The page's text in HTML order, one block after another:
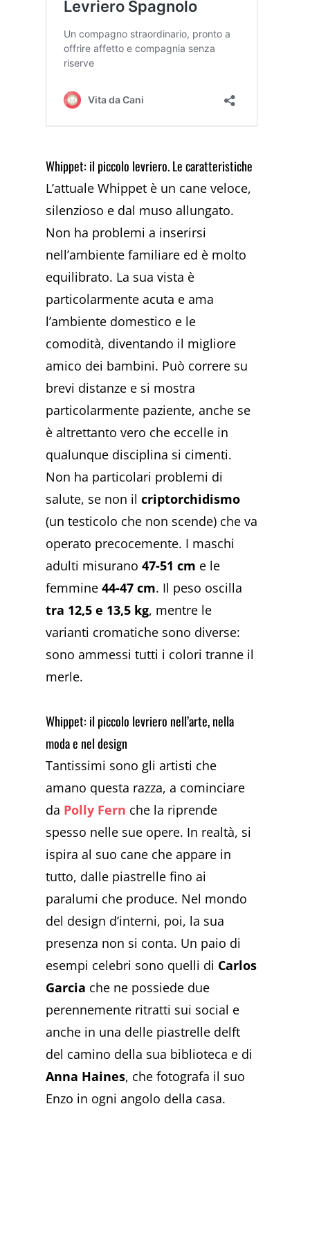
Whippet: il piccolo levriero. Le caratteristiche
L’attuale Whippet è un cane veloce,
silenzioso e dal muso allungato.
Non ha problemi a inserirsi
nell’ambiente familiare ed è molto
equilibrato. La sua vista è
particolarmente acuta e ama
l’ambiente domestico e le
comodità, diventando il migliore
amico dei bambini. Può correre su
brevi distanze e si mostra
particolarmente paziente, anche se
è altrettanto vero che eccelle in
qualunque disciplina si cimenti.
Non ha particolari problemi di
salute, se non ilcriptorchidismo
(un testicolo che non scende) che va
operato precocemente. I maschi
adulti misurano47-51 cm e le
femmine44-47 cm. Il peso oscilla
tra 12,5 e 13,5 kg, mentre le
varianti cromatiche sono diverse:
sono ammessi tutti i colori tranne il
merle.
Whippet: il piccolo levriero nell’arte, nella
moda e nel design
Tantissimi sono gli artisti che
amano questa razza, a cominciare
da Polly Fern che la riprende
spesso nelle sue opere. In realtà, si
ispira al suo cane che appare in
tutto, dalle piastrelle fino ai
paralumi che produce. Nel mondo
del design d’interni, poi, la sua
presenza non si conta. Un paio di
esempi celebri sono quelli di Carlos
Garcia che ne possiede due
perennemente ritratti sui social e
anche in una delle piastrelle delft
del camino della sua biblioteca e di
Anna Haines, che fotografa il suo
Enzo in ogni angolo della casa.